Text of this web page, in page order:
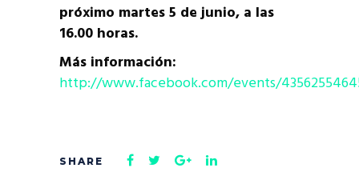
próximo martes 5 de junio, a las
16.00 horas.
Más información:
http://www.facebook.com/events/